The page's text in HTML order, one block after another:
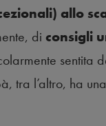
allo
di consigli
sentita
tra l’altro, ha una